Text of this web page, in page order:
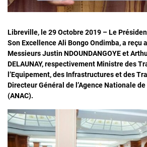
Libreville, le 29 Octobre 2019 – Le
Son Excellence Ali Bongo Ondimba, a reçu
Messieurs Justin NDOUNDANGOYE et
DELAUNAY, respectivement Ministre des
l’Equipement, des Infrastructures et des
Directeur Général de l’Agence Nationale
(ANAC).